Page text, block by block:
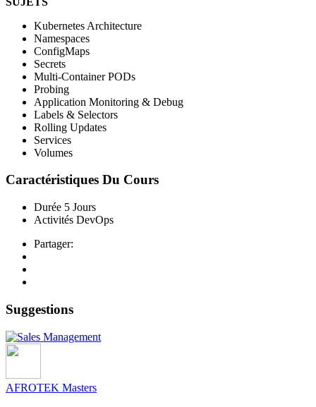
Kubernetes Architecture
Namespaces
ConfigMaps
Secrets
Multi-Container PODs
Probing
Application Monitoring & Debug
Labels & Selectors
Rolling Updates
Services
Volumes
Caractéristiques Du Cours
Durée 5 Jours
Activités DevOps
Partager:
Suggestions
AFROTEK Masters